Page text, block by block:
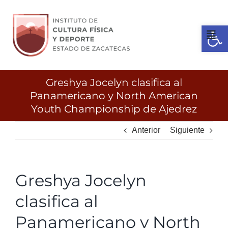
contenido
Gobierno
Transparencia
Greshya Jocelyn clasifica al
Panamericano y North American
Youth Championship de Ajedrez
Anterior Siguiente
Greshya Jocelyn
clasifica al
Panamericano y North